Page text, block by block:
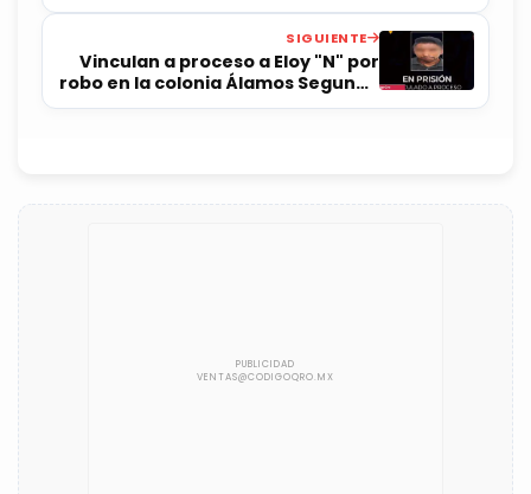
SIGUIENTE
Vinculan a proceso a Eloy "N" por
robo en la colonia Álamos Segunda
Sección